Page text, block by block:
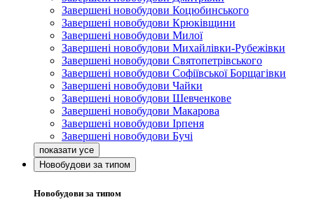
Завершені новобудови Коцюбинського
Завершені новобудови Крюківщини
Завершені новобудови Милої
Завершені новобудови Михайлівки-Рубежівки
Завершені новобудови Святопетрівського
Завершені новобудови Софіївської Борщагівки
Завершені новобудови Чайки
Завершені новобудови Шевченкове
Завершені новобудови Макарова
Завершені новобудови Ірпеня
Завершені новобудови Бучі
Новобудови за типом
Новобудови за типом